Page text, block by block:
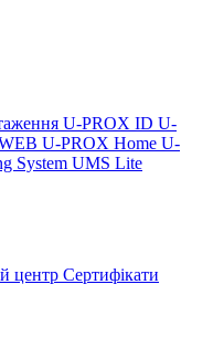
U-PROX ID U-
U-PROX Home U-
System UMS Lite
центр Сертифікати